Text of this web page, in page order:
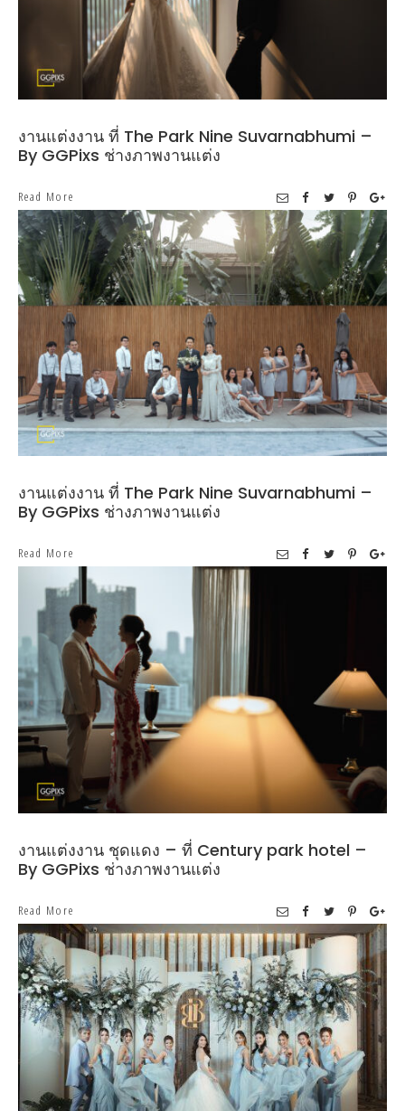
งานแต่งงาน ที่ The Park Nine Suvarnabhumi –
By GGPixs ช่างภาพงานแต่ง
Read More
งานแต่งงาน ที่ The Park Nine Suvarnabhumi –
By GGPixs ช่างภาพงานแต่ง
Read More
งานแต่งงาน ชุดแดง – ที่ Century park hotel –
By GGPixs ช่างภาพงานแต่ง
Read More